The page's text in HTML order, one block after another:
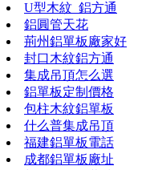
U型木紋_鋁方通
鋁圓管天花
荊州鋁單板廠家好
封口木紋鋁方通
集成吊頂怎么選
鋁單板定制價格
包柱木紋鋁單板
什么普集成吊頂
福建鋁單板電話
成都鋁單板廠址